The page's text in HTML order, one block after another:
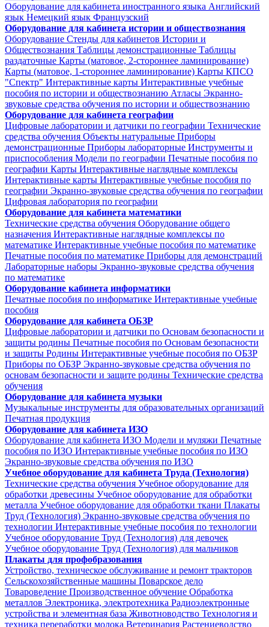
Оборудование для кабинета иностранного языка Английский
язык Немецкий язык Французский
Оборудование для кабинета истории и обществознания
Оборудование Стенды для кабинетов Истории и
Обществознания Таблицы демонстрационные Таблицы
раздаточные Карты (матовое, 2-стороннее ламинирование)
Карты (матовое, 1-стороннее ламинирование) Карты КПСО
"Спектр" Интерактивные карты Интерактивные учебные
пособия по истории и обществознанию Атласы Экранно-
звуковые средства обучения по истории и обществознанию
Оборудование для кабинета географии
Цифровые лаборатории и датчики по географии Технические
средства обучения Объекты натуральные Приборы
демонстрационные Приборы лабораторные Инструменты и
приспособления Модели по географии Печатные пособия по
географии Карты Интерактивные наглядные комплексы
Интерактивные карты Интерактивные учебные пособия по
географии Экранно-звуковые средства обучения по географии
Цифровая лаборатория по географии
Оборудование для кабинета математики
Технические средства обучения Оборудование общего
назначения Интерактивные наглядные комплексы по
математике Интерактивные учебные пособия по математике
Печатные пособия по математике Приборы для демонстраций
Лабораторные наборы Экранно-звуковые средства обучения
по математике
Оборудование кабинета информатики
Печатные пособия по информатике Интерактивные учебные
пособия
Оборудование для кабинета ОБЗР
Цифровые лаборатории и датчики по Основам безопасности и
защиты родины Печатные пособия по Основам безопасности
и защиты Родины Интерактивные учебные пособия по ОБЗР
Приборы по ОБЗР Экранно-звуковые средства обучения по
основам безопасности и защите родины Технические средства
обучения
Оборудование для кабинета музыки
Музыкальные инструменты для образовательных организаций
Печатная продукция
Оборудование для кабинета ИЗО
Оборудование для кабинета ИЗО Модели и муляжи Печатные
пособия по ИЗО Интерактивные учебные пособия по ИЗО
Экранно-звуковые средства обучения по ИЗО
Учебное оборудование для кабинета Труда (Технология)
Технические средства обучения Учебное оборудование для
обработки древесины Учебное оборудование для обработки
металла Учебное оборудование для обработки ткани Плакаты
Труд (Технология) Экранно-звуковые средства обучения по
технологии Интерактивные учебные пособия по технологии
Учебное оборудование Труд (Технология) для девочек
Учебное оборудование Труд (Технология) для мальчиков
Плакаты для профобразования
Устройство, техническое обслуживание и ремонт тракторов
Сельскохозяйственные машины Поварское дело
Товароведение Производственное обучение Обработка
металлов Электроника, электротехника Радиоэлектронные
устройства и элементная база Животноводство Технология и
техника переработки молока Ветеринария Растениеводство